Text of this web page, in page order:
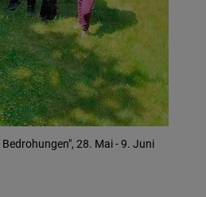
28. Mai - 9. Juni
Embed
Cloudinary
Flickr
Embed